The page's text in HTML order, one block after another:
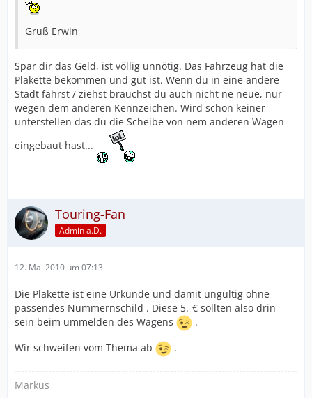
Gruß Erwin
Spar dir das Geld, ist völlig unnötig. Das Fahrzeug hat die
Plakette bekommen und gut ist. Wenn du in eine andere
Stadt fährst / ziehst brauchst du auch nicht ne neue, nur
wegen dem anderen Kennzeichen. Wird schon keiner
unterstellen das du die Scheibe von nem anderen Wagen
eingebaut hast...
Touring-Fan
Admin a.D.
12. Mai 2010 um 07:13
Die Plakette ist eine Urkunde und damit ungültig ohne
passendes Nummernschild . Diese 5.-€ sollten also drin
sein beim ummelden des Wagens
.
Wir schweifen vom Thema ab
.
Markus